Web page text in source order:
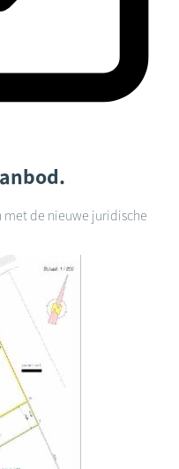
met de nieuwe juridische